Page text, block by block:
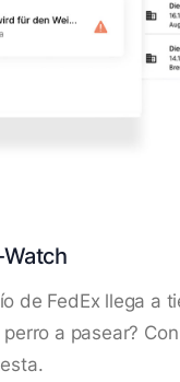
de FedEx llega a
perro a pasear?